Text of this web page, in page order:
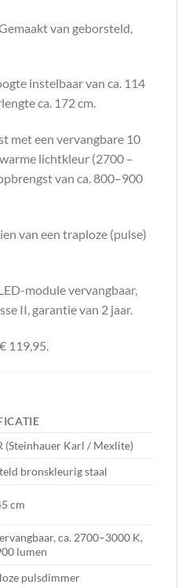
van geborsteld,
instelbaar van ca. 114
ca. 172 cm.
met een vervangbare 10
lichtkleur (2700 –
van ca. 800–900
van een traploze (pulse)
module vervangbaar,
II, garantie van 2 jaar.
119,95.
(Steinhauer Karl / Mexlite)
bronskleurig staal
cm
ca. 2700–3000 K,
lumen
pulsdimmer